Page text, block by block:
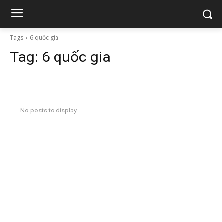
Tags 6 quốc gia
Tag: 6 quốc gia
No posts to display